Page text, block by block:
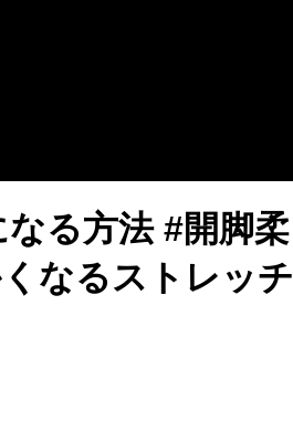
る方法 #開脚柔
なるストレッチ